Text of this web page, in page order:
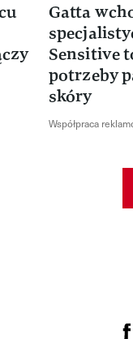
Gatta
Sensitive
potrzeby
skóry
Współpraca